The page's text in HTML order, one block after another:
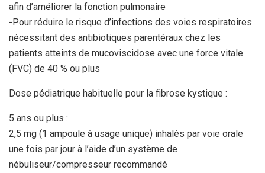
afin d’améliorer la fonction pulmonaire
-Pour réduire le risque d’infections des voies respiratoires
nécessitant des antibiotiques parentéraux chez les
patients atteints de mucoviscidose avec une force vitale
(FVC) de 40 % ou plus
Dose pédiatrique habituelle pour la fibrose kystique :
5 ans ou plus :
2,5 mg (1 ampoule à usage unique) inhalés par voie orale
une fois par jour à l’aide d’un système de
nébuliseur/compresseur recommandé